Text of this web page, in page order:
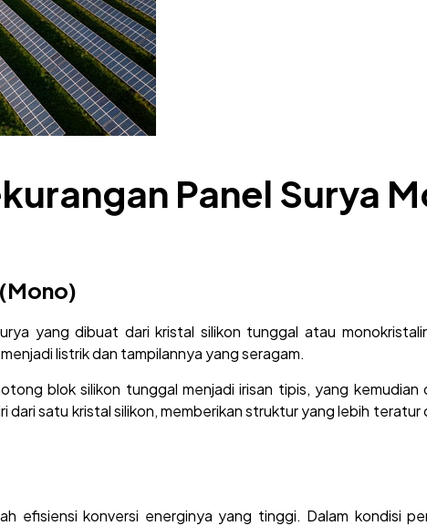
Panel Surya
yang dibuat dari kristal silikon tunggal atau
listrik dan tampilannya yang seragam.
blok silikon tunggal menjadi irisan tipis, yang
dari satu kristal silikon, memberikan struktur yang lebih teratur
efisiensi konversi energinya yang tinggi. Dalam kondisi